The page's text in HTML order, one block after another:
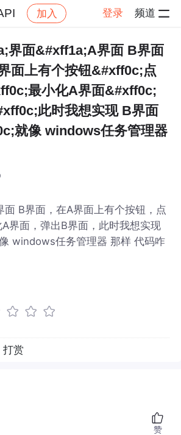
加入 登录 频道
SDK/API 帖子详情
界面&#xff1a;A界面 B界面
面上有个按钮&#xff0c;点
最小化A界面&#xff0c;
此时我想实现 B界面
就像 windows任务管理器
面 B界面，在A界面上有个按钮，点
界面，弹出B界面，此时我想实现
windows任务管理器 那样 代码咋
打赏
赞